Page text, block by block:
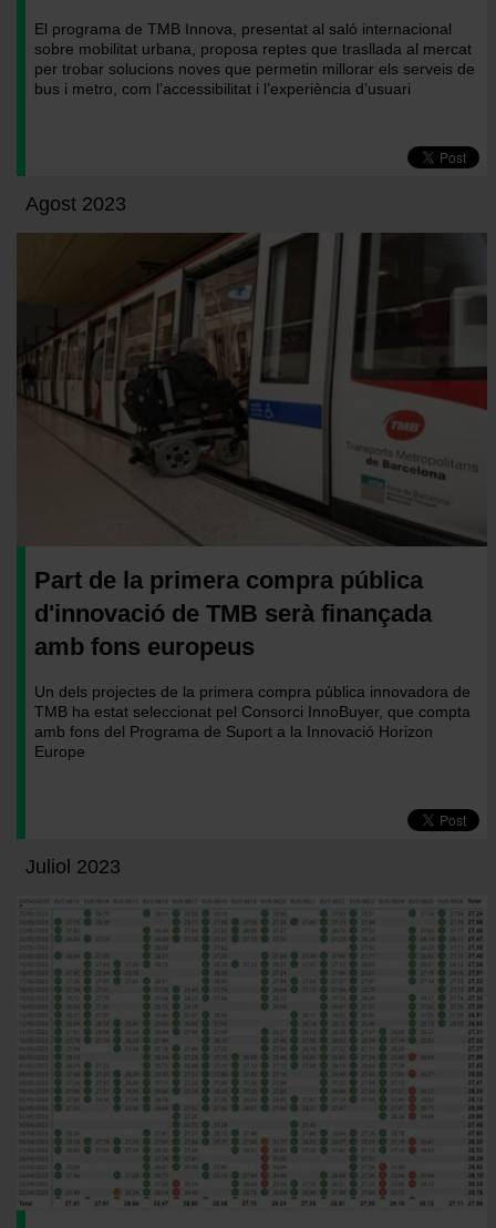
la opción “Gestor de cookies”, que encontrarás en el
menú de la parte inferior de la web.
El programa de TMB Innova, presentat al saló internacional
sobre mobilitat urbana, proposa reptes que trasllada al mercat
per trobar solucions noves que permetin millorar els serveis de
bus i metro, com l’accessibilitat i l’experiència d’usuari
Agost 2023
Part de la primera compra pública
d'innovació de TMB serà finançada
amb fons europeus
Un dels projectes de la primera compra pública innovadora de
TMB ha estat seleccionat pel Consorci InnoBuyer, que compta
amb fons del Programa de Suport a la Innovació Horizon
Europe
Juliol 2023